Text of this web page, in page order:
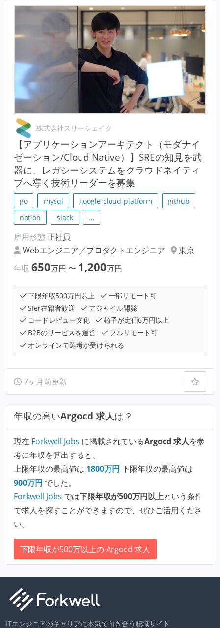
株式会社スリーシェイク
【アプリケーションアーキテクト（モダナイ
ゼーション/Cloud Native）】SREの知見を武
器に、レガシーシステムをクラウドネイティ
ブへ導く技術リーダーを募集
go mysql google-cloud-platform
github
notion
slack …
雇用形態 正社員
Webエンジニア／プロダクトエンジニア
東京
年収 650万円 〜 1,200万円
下限年収500万円以上
一部リモート可
SIer在籍者歓迎
アジャイル開発
コードレビュー文化
椅子が定価6万円以上
B2Bのサービスを運営
フルリモート可
オンラインで選考が受けられる
7ヶ月前更新
年収の高いArgocd 求人は？
現在 Forkwell Jobs に掲載されているArgocd 求人を参
考に年収を算出すると、
上限年収の最高値は 1800万円 下限年収の最高値は
900万円 でした。
Forkwell Jobs では下限年収が500万円以上という条件
で求人を探すことができますので、ぜひご活用くださ
い。
下限年収が500万以上の Argocd 求人
ITエンジニアのキャリアに本気で向き合う転職サイト